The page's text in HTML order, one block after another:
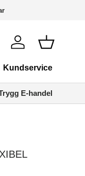
Logga inKorg
Kundservice
E-handel